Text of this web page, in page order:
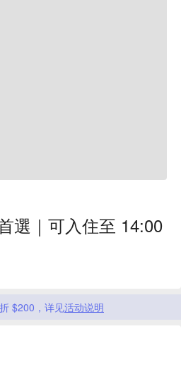
選｜可入住至 14:00
$200，详见活动说明